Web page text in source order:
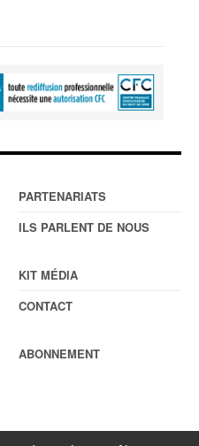
PARTENARIATS
ILS PARLENT DE NOUS
KIT MÉDIA
CONTACT
ABONNEMENT